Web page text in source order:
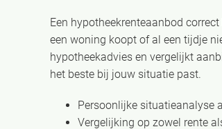
Een hypotheekrenteaanbod
een woning koopt of al een tijdje
hypotheekadvies en vergelijkt
het beste bij jouw situatie past.
Persoonlijke situatieanalyse
Vergelijking op zowel rente